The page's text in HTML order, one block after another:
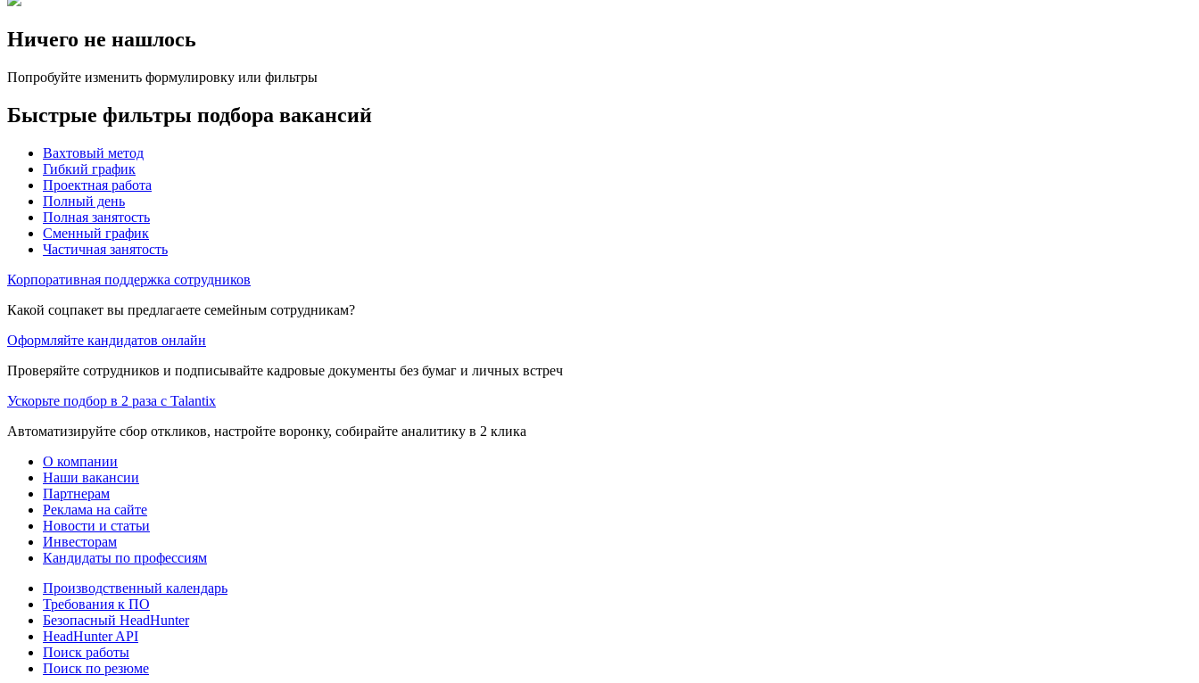
Ничего не нашлось
Попробуйте изменить формулировку или фильтры
Быстрые фильтры подбора вакансий
Вахтовый метод
Гибкий график
Проектная работа
Полный день
Полная занятость
Сменный график
Частичная занятость
Корпоративная поддержка сотрудников
Какой соцпакет вы предлагаете семейным сотрудникам?
Оформляйте кандидатов онлайн
Проверяйте сотрудников и подписывайте кадровые документы без бумаг и личных встреч
Ускорьте подбор в 2 раза с Talantix
Автоматизируйте сбор откликов, настройте воронку, собирайте аналитику в 2 клика
О компании
Наши вакансии
Партнерам
Реклама на сайте
Новости и статьи
Инвесторам
Кандидаты по профессиям
Производственный календарь
Требования к ПО
Безопасный HeadHunter
HeadHunter API
Поиск работы
Поиск по резюме